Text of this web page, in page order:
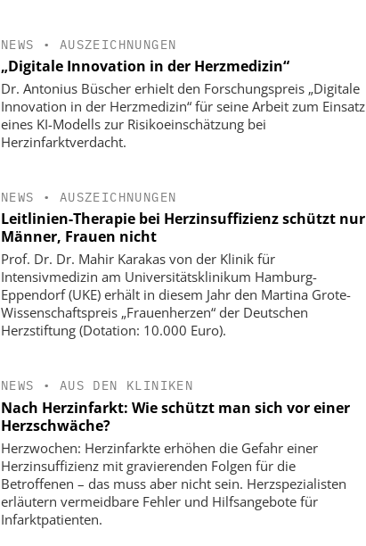
NEWS • AUSZEICHNUNGEN
„Digitale Innovation in der Herzmedizin“
Dr. Antonius Büscher erhielt den Forschungspreis „Digitale
Innovation in der Herzmedizin“ für seine Arbeit zum Einsatz
eines KI-Modells zur Risikoeinschätzung bei
Herzinfarktverdacht.
NEWS • AUSZEICHNUNGEN
Leitlinien-Therapie bei Herzinsuffizienz schützt nur
Männer, Frauen nicht
Prof. Dr. Dr. Mahir Karakas von der Klinik für
Intensivmedizin am Universitätsklinikum Hamburg-
Eppendorf (UKE) erhält in diesem Jahr den Martina Grote-
Wissenschaftspreis „Frauenherzen“ der Deutschen
Herzstiftung (Dotation: 10.000 Euro).
NEWS • AUS DEN KLINIKEN
Nach Herzinfarkt: Wie schützt man sich vor einer
Herzschwäche?
Herzwochen: Herzinfarkte erhöhen die Gefahr einer
Herzinsuffizienz mit gravierenden Folgen für die
Betroffenen – das muss aber nicht sein. Herzspezialisten
erläutern vermeidbare Fehler und Hilfsangebote für
Infarktpatienten.